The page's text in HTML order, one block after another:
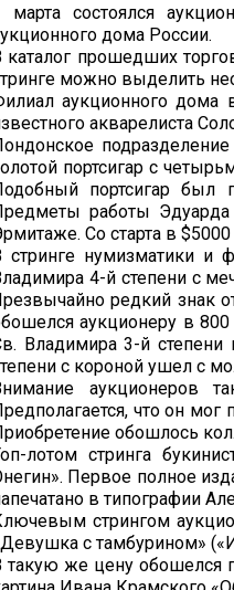
марта состоялся
дома России.
каталог прошедших
можно выделить
аукционного дома
акварелиста
портсигар с
портсигар был
работы Эдуарда
Со старта в
стринге нумизматики и
4-й степени с
редкий знак
аукционеру в
Владимира 3-й степени
с короной ушел с
аукционеров
что он
обошлось
лотом стринга
Первое полное
в типографии
стрингом
с тамбурином»
такую же цену обошелся